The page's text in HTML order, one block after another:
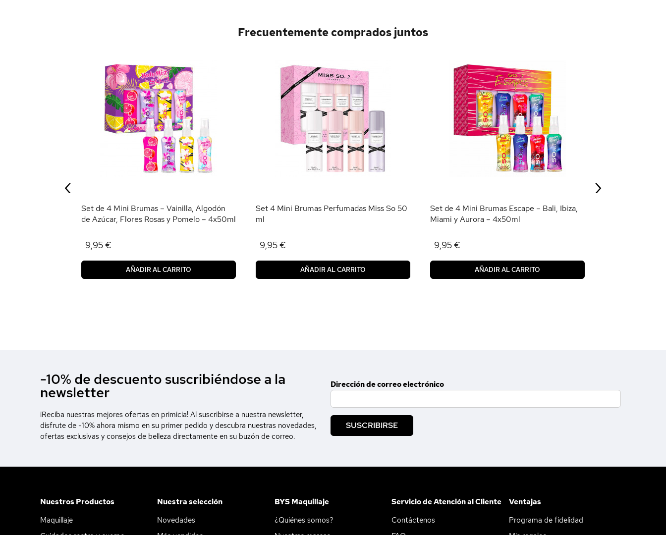
Frecuentemente comprados juntos
Set de 4 Mini Brumas – Vainilla, Algodón
de Azúcar, Flores Rosas y Pomelo – 4x50ml
9,95 €
AÑADIR AL CARRITO
Set 4 Mini Brumas Perfumadas Miss So 50
ml
9,95 €
AÑADIR AL CARRITO
Set de 4 Mini Brumas Escape – Bali, Ibiza,
Miami y Aurora – 4x50ml
9,95 €
AÑADIR AL CARRITO
‹ ›
-10% de descuento suscribiéndose a la
newsletter
¡Reciba nuestras mejores ofertas en primicia! Al suscribirse a nuestra newsletter,
disfrute de -10% ahora mismo en su primer pedido y descubra nuestras novedades,
ofertas exclusivas y consejos de belleza directamente en su buzón de correo.
Dirección de correo electrónico
SUSCRIBIRSE
Nuestros Productos
Maquillaje
Nuestra selección
Novedades
BYS Maquillaje
¿Quiénes somos?
Servicio de Atención al Cliente
Contáctenos
Ventajas
Programa de fidelidad